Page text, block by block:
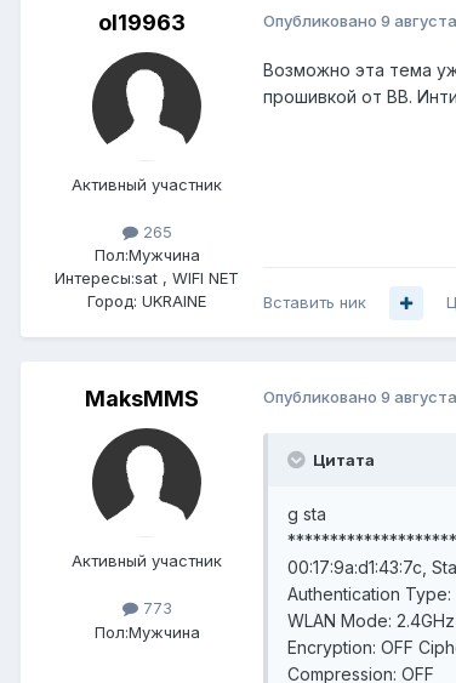
ol19963
Активный участник
265
Пол:Мужчина
Интересы:sat , WIFI NET
Город: UKRAINE
Опубликовано 9
Возможно эта тема
прошивкой от BB.
Вставить ник
MaksMMS
Активный участник
773
Пол:Мужчина
Опубликовано 9
Цитата
g sta
00:17:9a:d1:43:7c,
Authentication Type:
WLAN Mode:
Encryption: OFF
Compression: OFF